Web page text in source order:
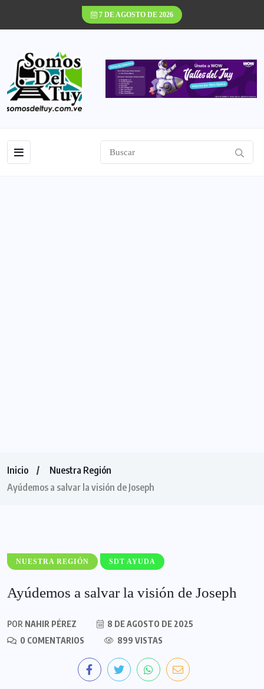
7 DE AGOSTO DE 2026
Inicio
Nuestra Región
Ayúdemos a salvar la visión de Joseph
NUESTRA REGIÓN SDT AYUDA
Ayúdemos a salvar la visión de Joseph
POR NAHIR PÉREZ
8 DE AGOSTO DE 2025
0 COMENTARIOS
899 VISTAS